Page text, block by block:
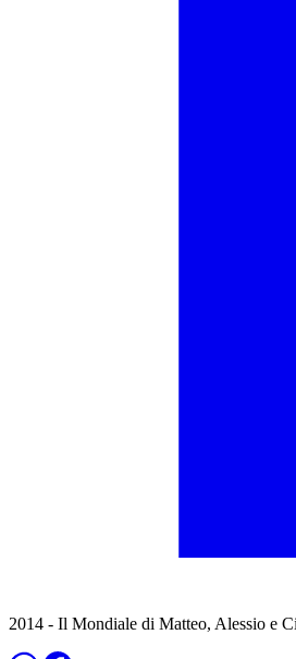
2014 - Il Mondiale di Matteo, Alessio e